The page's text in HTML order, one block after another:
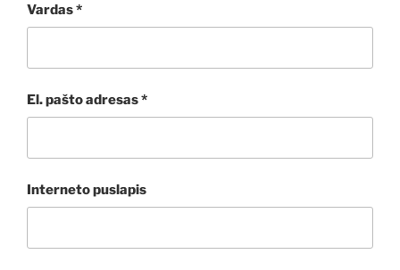
Vardas*
El. pašto adresas*
Interneto puslapis